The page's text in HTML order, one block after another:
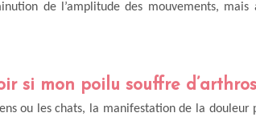
de l’amplitude des mouvements,
si mon poilu souffre
ou les chats, la manifestation de la douleur